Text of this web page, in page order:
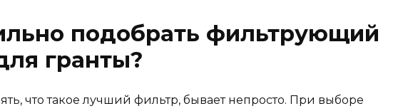
подобрать фильтрующий
гранты?
что такое лучший фильтр, бывает непросто. При выборе